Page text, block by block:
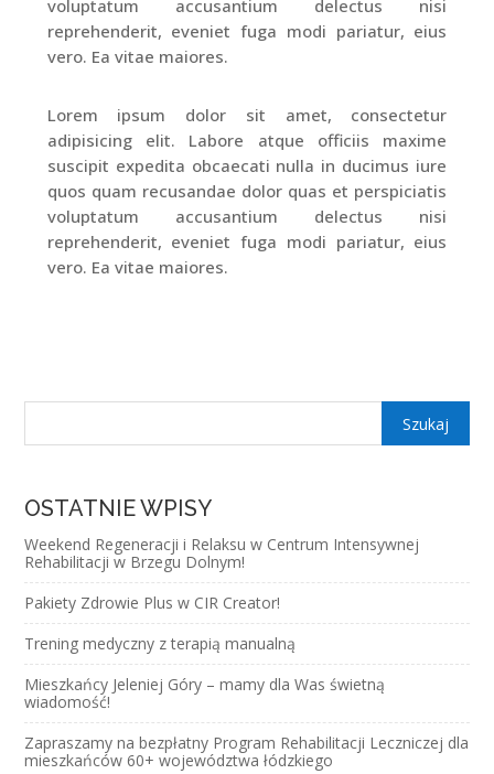
voluptatum accusantium delectus nisi
reprehenderit, eveniet fuga modi pariatur, eius
vero. Ea vitae maiores.
Lorem ipsum dolor sit amet, consectetur
adipisicing elit. Labore atque officiis maxime
suscipit expedita obcaecati nulla in ducimus iure
quos quam recusandae dolor quas et perspiciatis
voluptatum accusantium delectus nisi
reprehenderit, eveniet fuga modi pariatur, eius
vero. Ea vitae maiores.
OSTATNIE WPISY
Weekend Regeneracji i Relaksu w Centrum Intensywnej
Rehabilitacji w Brzegu Dolnym!
Pakiety Zdrowie Plus w CIR Creator!
Trening medyczny z terapią manualną
Mieszkańcy Jeleniej Góry – mamy dla Was świetną
wiadomość!
Zapraszamy na bezpłatny Program Rehabilitacji Leczniczej dla
mieszkańców 60+ województwa łódzkiego